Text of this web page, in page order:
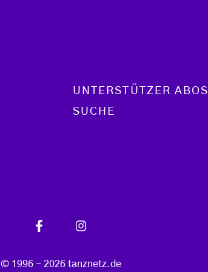
UNTERSTÜTZER ABOS
SUCHE
© 1996 - 2026 tanznetz.de